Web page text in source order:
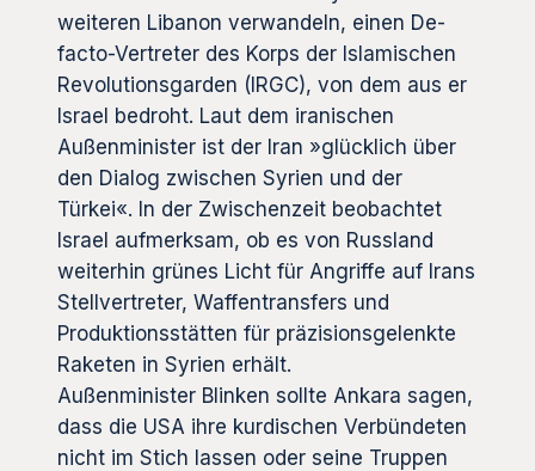
weiteren Libanon verwandeln, einen De-
facto-Vertreter des Korps der Islamischen
Revolutionsgarden (IRGC), von dem aus er
Israel bedroht. Laut dem iranischen
Außenminister ist der Iran »glücklich über
den Dialog zwischen Syrien und der
Türkei«. In der Zwischenzeit beobachtet
Israel aufmerksam, ob es von Russland
weiterhin grünes Licht für Angriffe auf Irans
Stellvertreter, Waffentransfers und
Produktionsstätten für präzisionsgelenkte
Raketen in Syrien erhält.
Außenminister Blinken sollte Ankara sagen,
dass die USA ihre kurdischen Verbündeten
nicht im Stich lassen oder seine Truppen